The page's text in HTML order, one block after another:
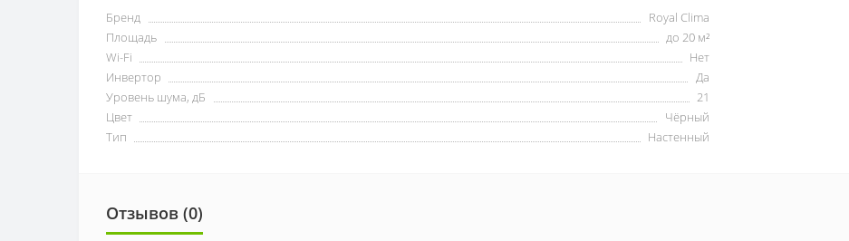
Бренд
Royal Clima
Площадь
до 20 м²
Wi-Fi
Нет
Инвертор
Да
Уровень шума, дБ
21
Цвет
Чёрный
Тип
Настенный
Отзывов (0)